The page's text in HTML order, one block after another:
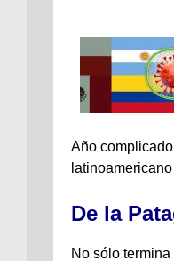
Año
De la
No sólo